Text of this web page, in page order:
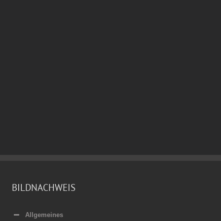
BILDNACHWEIS
Allgemeines